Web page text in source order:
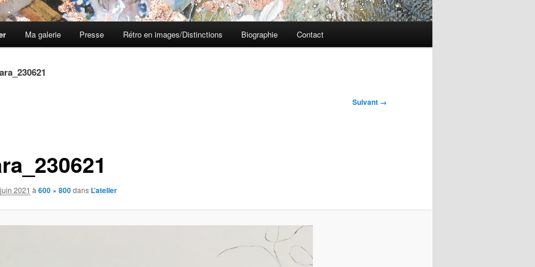
Ma galerie Presse Rétro en images/Distinctions Biographie Contact
Suivant →
2021 à 600 × 800dans L’atelier